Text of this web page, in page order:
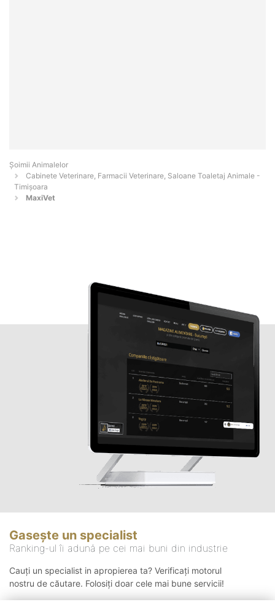
Şoimii Animalelor
Cabinete Veterinare, Farmacii Veterinare, Saloane Toaletaj Animale -
Timişoara
MaxiVet
Gasește un specialist
Ranking-ul îi adună pe cei mai buni din industrie
Cauți un specialist in apropierea ta? Verificați motorul
nostru de căutare. Folosiți doar cele mai bune servicii!